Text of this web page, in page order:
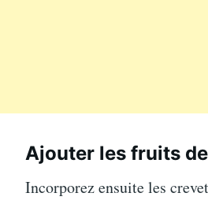
Ajouter les fruits
Incorporez ensuite les